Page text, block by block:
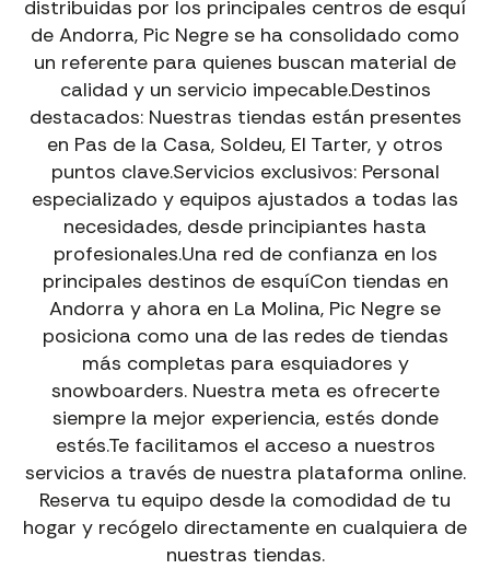
distribuidas por los principales centros de esquí
de Andorra, Pic Negre se ha consolidado como
un referente para quienes buscan material de
calidad y un servicio impecable.Destinos
destacados: Nuestras tiendas están presentes
en Pas de la Casa, Soldeu, El Tarter, y otros
puntos clave.Servicios exclusivos: Personal
especializado y equipos ajustados a todas las
necesidades, desde principiantes hasta
profesionales.Una red de confianza en los
principales destinos de esquíCon tiendas en
Andorra y ahora en La Molina, Pic Negre se
posiciona como una de las redes de tiendas
más completas para esquiadores y
snowboarders. Nuestra meta es ofrecerte
siempre la mejor experiencia, estés donde
estés.Te facilitamos el acceso a nuestros
servicios a través de nuestra plataforma online.
Reserva tu equipo desde la comodidad de tu
hogar y recógelo directamente en cualquiera de
nuestras tiendas.
EXPERIENCIAS PIC NEGRE · ANDORRA
VIVE TUEXPERIENCIAEN LA MONTAÑA
ALQUILER DE BICICLETAS EN ANDORRA Y LA
MOLINA
DH Santa Cruz, Ebikes, Eroad, Road y Gravel para
Alquiler Bicicletas
EXCURSIONES GUIADAS CON EBIKE EN ANDORRA
Descubre paisajes únicos con guías especializados.
Excursiones Ebike →
Aventura segura y emocionante adaptada a tu nivel.